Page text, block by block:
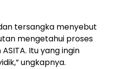
tersangka menyebut
mengetahui proses
Itu yang ingin
ungkapnya.